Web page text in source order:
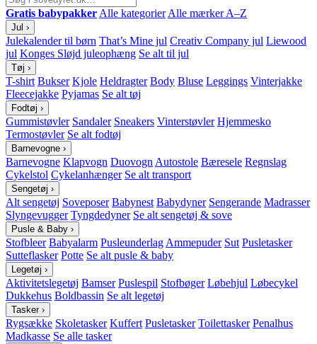
Gratis babypakker Alle kategorier Alle mærker A–Z
Jul ›
Julekalender til børn That’s Mine jul Creativ Company jul Liewood
jul Konges Sløjd juleophæng Se alt til jul
Tøj ›
T-shirt Bukser Kjole Heldragter Body Bluse Leggings Vinterjakke
Fleecejakke Pyjamas Se alt tøj
Fodtøj ›
Gummistøvler Sandaler Sneakers Vinterstøvler Hjemmesko
Termostøvler Se alt fodtøj
Barnevogne ›
Barnevogne Klapvogn Duovogn Autostole Bæresele Regnslag
Cykelstol Cykelanhænger Se alt transport
Sengetøj ›
Alt sengetøj Soveposer Babynest Babydyner Sengerande Madrasser
Slyngevugger Tyngdedyner Se alt sengetøj & sove
Pusle & Baby ›
Stofbleer Babyalarm Pusleunderlag Ammepuder Sut Pusletasker
Sutteflasker Potte Se alt pusle & baby
Legetøj ›
Aktivitetslegetøj Bamser Puslespil Stofbøger Løbehjul Løbecykel
Dukkehus Boldbassin Se alt legetøj
Tasker ›
Rygsække Skoletasker Kuffert Pusletasker Toilettasker Penalhus
Madkasse Se alle tasker